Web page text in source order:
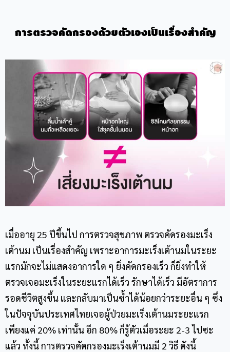
การตรวจคัดกรองด้วยตัวเองเป็นเรื่องสำคัญ
เมื่ออายุ 25 ปีขึ้นไป การตรวจสุขภาพ ตรวจคัดรองมะเร็ง
เต้านม เป็นเรื่องสำคัญ เพราะอาการมะเร็งเต้านมในระยะ
แรกมักจะไม่แสดงอาการใด ๆ ยิ่งคัดกรองเร็ว ก็ยิ่งทำให้
ตรวจเจอมะเร็งในระยะแรกได้เร็ว รักษาได้เร็ว มีอัตราการ
รอดชีวิตสูงขึ้น และกลับมาเป็นซ้ำได้น้อยกว่าระยะอื่น ๆ ซึ่ง
ในปัจจุบันประเทศไทยเจอผู้ป่วยมะเร็งเต้านมระยะแรก
เพียงแค่ 20% เท่านั้น อีก 80% ก็รู้ตัวเมื่อระยะ 2-3 ไปซะ
แล้ว ทั้งนี้ การตรวจคัดกรองมะเร็งเต้านมมี 2 วิธี ดังนี้